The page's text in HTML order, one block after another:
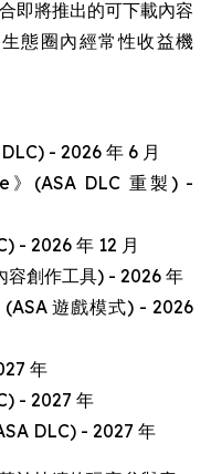
即將推出的可下載內容
態圈內經常性收益機
- 2026 年 6 月
》(ASA DLC 重製) -
- 2026 年 12 月
容創作工具) - 2026 年
遊戲模式) - 2026
年
- 2027 年
DLC) - 2027 年